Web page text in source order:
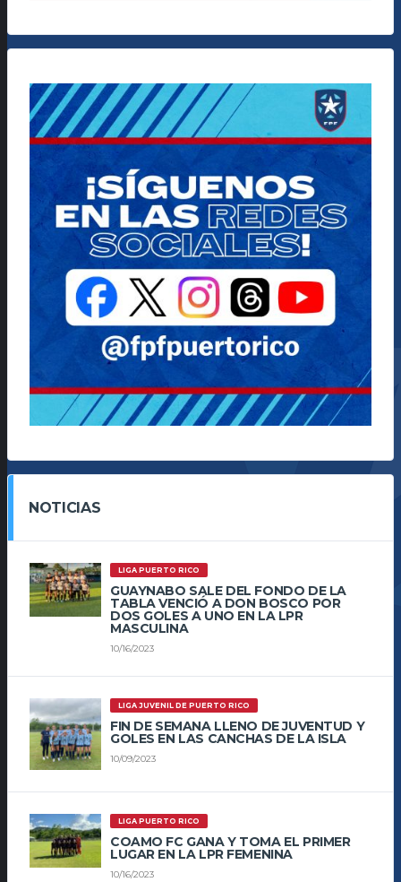
NOTICIAS
LIGA PUERTO RICO
GUAYNABO SALE DEL FONDO DE LA
TABLA VENCIÓ A DON BOSCO POR
DOS GOLES A UNO EN LA LPR
MASCULINA
10/16/2023
LIGA JUVENIL DE PUERTO RICO
FIN DE SEMANA LLENO DE JUVENTUD Y
GOLES EN LAS CANCHAS DE LA ISLA
10/09/2023
LIGA PUERTO RICO
COAMO FC GANA Y TOMA EL PRIMER
LUGAR EN LA LPR FEMENINA
10/16/2023